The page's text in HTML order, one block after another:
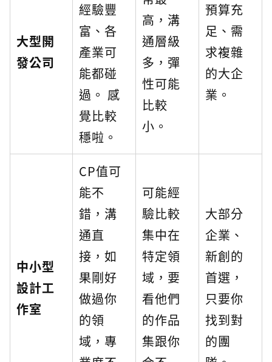
大型開
發公司
經驗豐
富、各
產業可
能都碰
過。 感
覺比較
穩啦。
高，溝
通層級
多，彈
性可能
比較
小。
預算充
足、需
求複雜
的大企
業。
中小型
設計工
作室
CP值可
能不
錯，溝
通直
接，如
果剛好
做過你
的領
域，專
可能經
驗比較
集中在
特定領
域，要
看他們
的作品
集跟你
大部分
企業、
新創的
首選，
只要你
找到對
的團